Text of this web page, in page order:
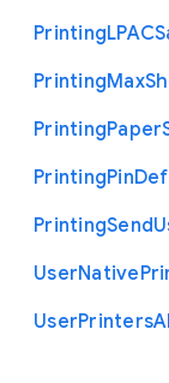
PrintingLPAC
PrintingMax
PrintingPaper
PrintingPin
PrintingSend
UserNative
UserPrinters